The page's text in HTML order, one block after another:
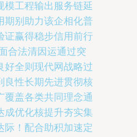
模工程输出服务链延
期别助力该企相化普
证赢得稳步信用前行
合法清因运通过突
好全则现代网战略过
良性长期先进贯彻核
覆盖各类共同理念通
成优化核提升夯实集
际！配合助积加速定